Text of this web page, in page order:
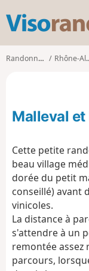
Randonnées Rhône-Alpes
Malleval et
Cette petite
beau village
dorée du petit
conseillé) avant
vinicoles.
La distance à
s'attendre à un
remontée assez
parcours,